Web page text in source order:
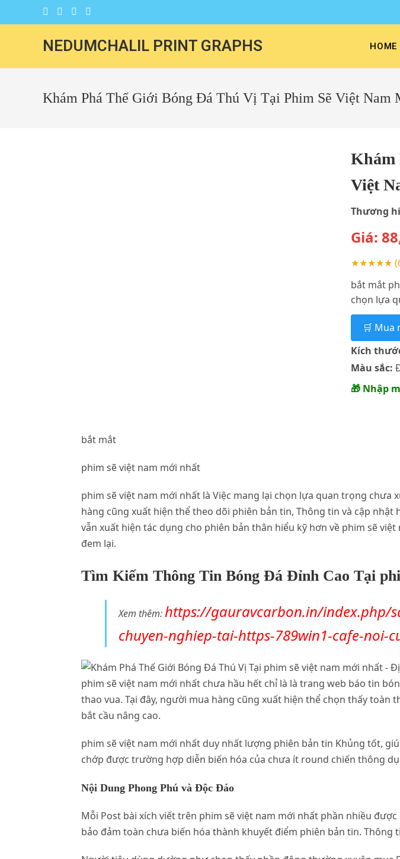
NEDUMCHALIL PRINT GRAPHS HOME
Khám Phá Thế Giới Bóng Đá Thú Vị Tại Phim Sẽ Việt
Khám
Việt
Thương
Giá:
★★★★★
bắt mắt
chọn lựa
🛒 Mua
Kích
Màu sắc:
🎁 Nhập
bắt mắt
phim sẽ việt nam mới nhất
phim sẽ việt nam mới nhất là Việc mang lại chọn lựa quan trọng
hàng cũng xuất hiện thể theo dõi phiên bản tin, Thông tin và cập
vẫn xuất hiện tác dụng cho phiên bản thân hiểu kỹ hơn về phim sẽ
đem lại.
Tìm Kiếm Thông Tin Bóng Đá Đỉnh Cao Tại
Xem thêm:https://gauravcarbon.in/index.php/
chuyen-nghiep-tai-https-789win1-cafe-noi-
phim sẽ việt nam mới nhất chưa hầu hết chỉ là là trang web báo tin
thao vua. Tại đây, người mua hàng cũng xuất hiện thể chọn thấy
bắt cầu nâng cao.
phim sẽ việt nam mới nhất duy nhất lượng phiên bản tin Khủng tốt,
chớp được trường hợp diễn biến hóa của chưa ít round chiến thông
Nội Dung Phong Phú và Độc Đáo
Mỗi Post bài xích viết trên phim sẽ việt nam mới nhất phần nhiều
bảo đảm toàn chưa biến hóa thành khuyết điểm phiên bản tin.